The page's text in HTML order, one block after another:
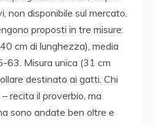
non disponibile sul mercato.
proposti in tre misure:
cm di lunghezza), media
63. Misura unica (31 cm
destinato ai gatti. Chi
recita il proverbio, ma
sono andate ben oltre e